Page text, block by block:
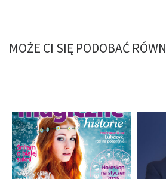
MOŻE CI SIĘ PODOBAĆ